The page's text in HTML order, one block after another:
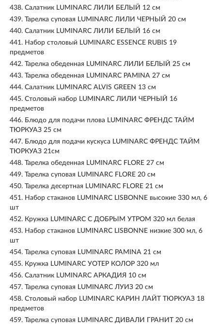
438. Салатник LUMINARC ЛИЛИ БЕЛЫЙ 12 см
439. Тарелка суповая LUMINARC ЛИЛИ ЧЕРНЫЙ 20 см
440. Салатник LUMINARC ЛИЛИ БЕЛЫЙ 16 см
441. Набор столовый LUMINARC ESSENCE RUBIS 19
предметов
442. Тарелка обеденная LUMINARC ЛИЛИ БЕЛЫЙ 25 см
443. Тарелка обеденная LUMINARC PAMINA 27 см
444. Салатник LUMINARC ALVIS GREEN 13 см
445. Столовый набор LUMINARC ЛИЛИ ЧЕРНЫЙ 16
предметов
446. Блюдо для подачи плова LUMINARC ФРЕНДС ТАЙМ
ТЮРКУАЗ 25 см
447. Блюдо для подачи кускуса LUMINARC ФРЕНДС ТАЙМ
ТЮРКУАЗ 21см
448. Тарелка обеденная LUMINARC FLORE 27 см
449. Тарелка суповая LUMINARC FLORE 20 см
450. Тарелка десертная LUMINARC FLORE 21 см
451. Набор стаканов LUMINARC LISBONNE высокие 330 мл, 6
шт
452. Кружка LUMINARC С ДОБРЫМ УТРОМ 320 мл белая
453. Набор стаканов LUMINARC LISBONNE низкие 300 мл, 6
шт
454. Тарелка суповая LUMINARC PAMINA 21 см
455. Кружка LUMINARC УОТЕР КОЛОР 320 мл
456. Салатник LUMINARC АРКАДИЯ 10 см
457. Тарелка суповая LUMINARC ЛУИЗ 20 см
458. Столовый набор LUMINARC КАРИН ЛАЙТ ТЮРКУАЗ 18
предметов
459. Тарелка суповая LUMINARC ДИВАЛИ ГРАНИТ 20 см